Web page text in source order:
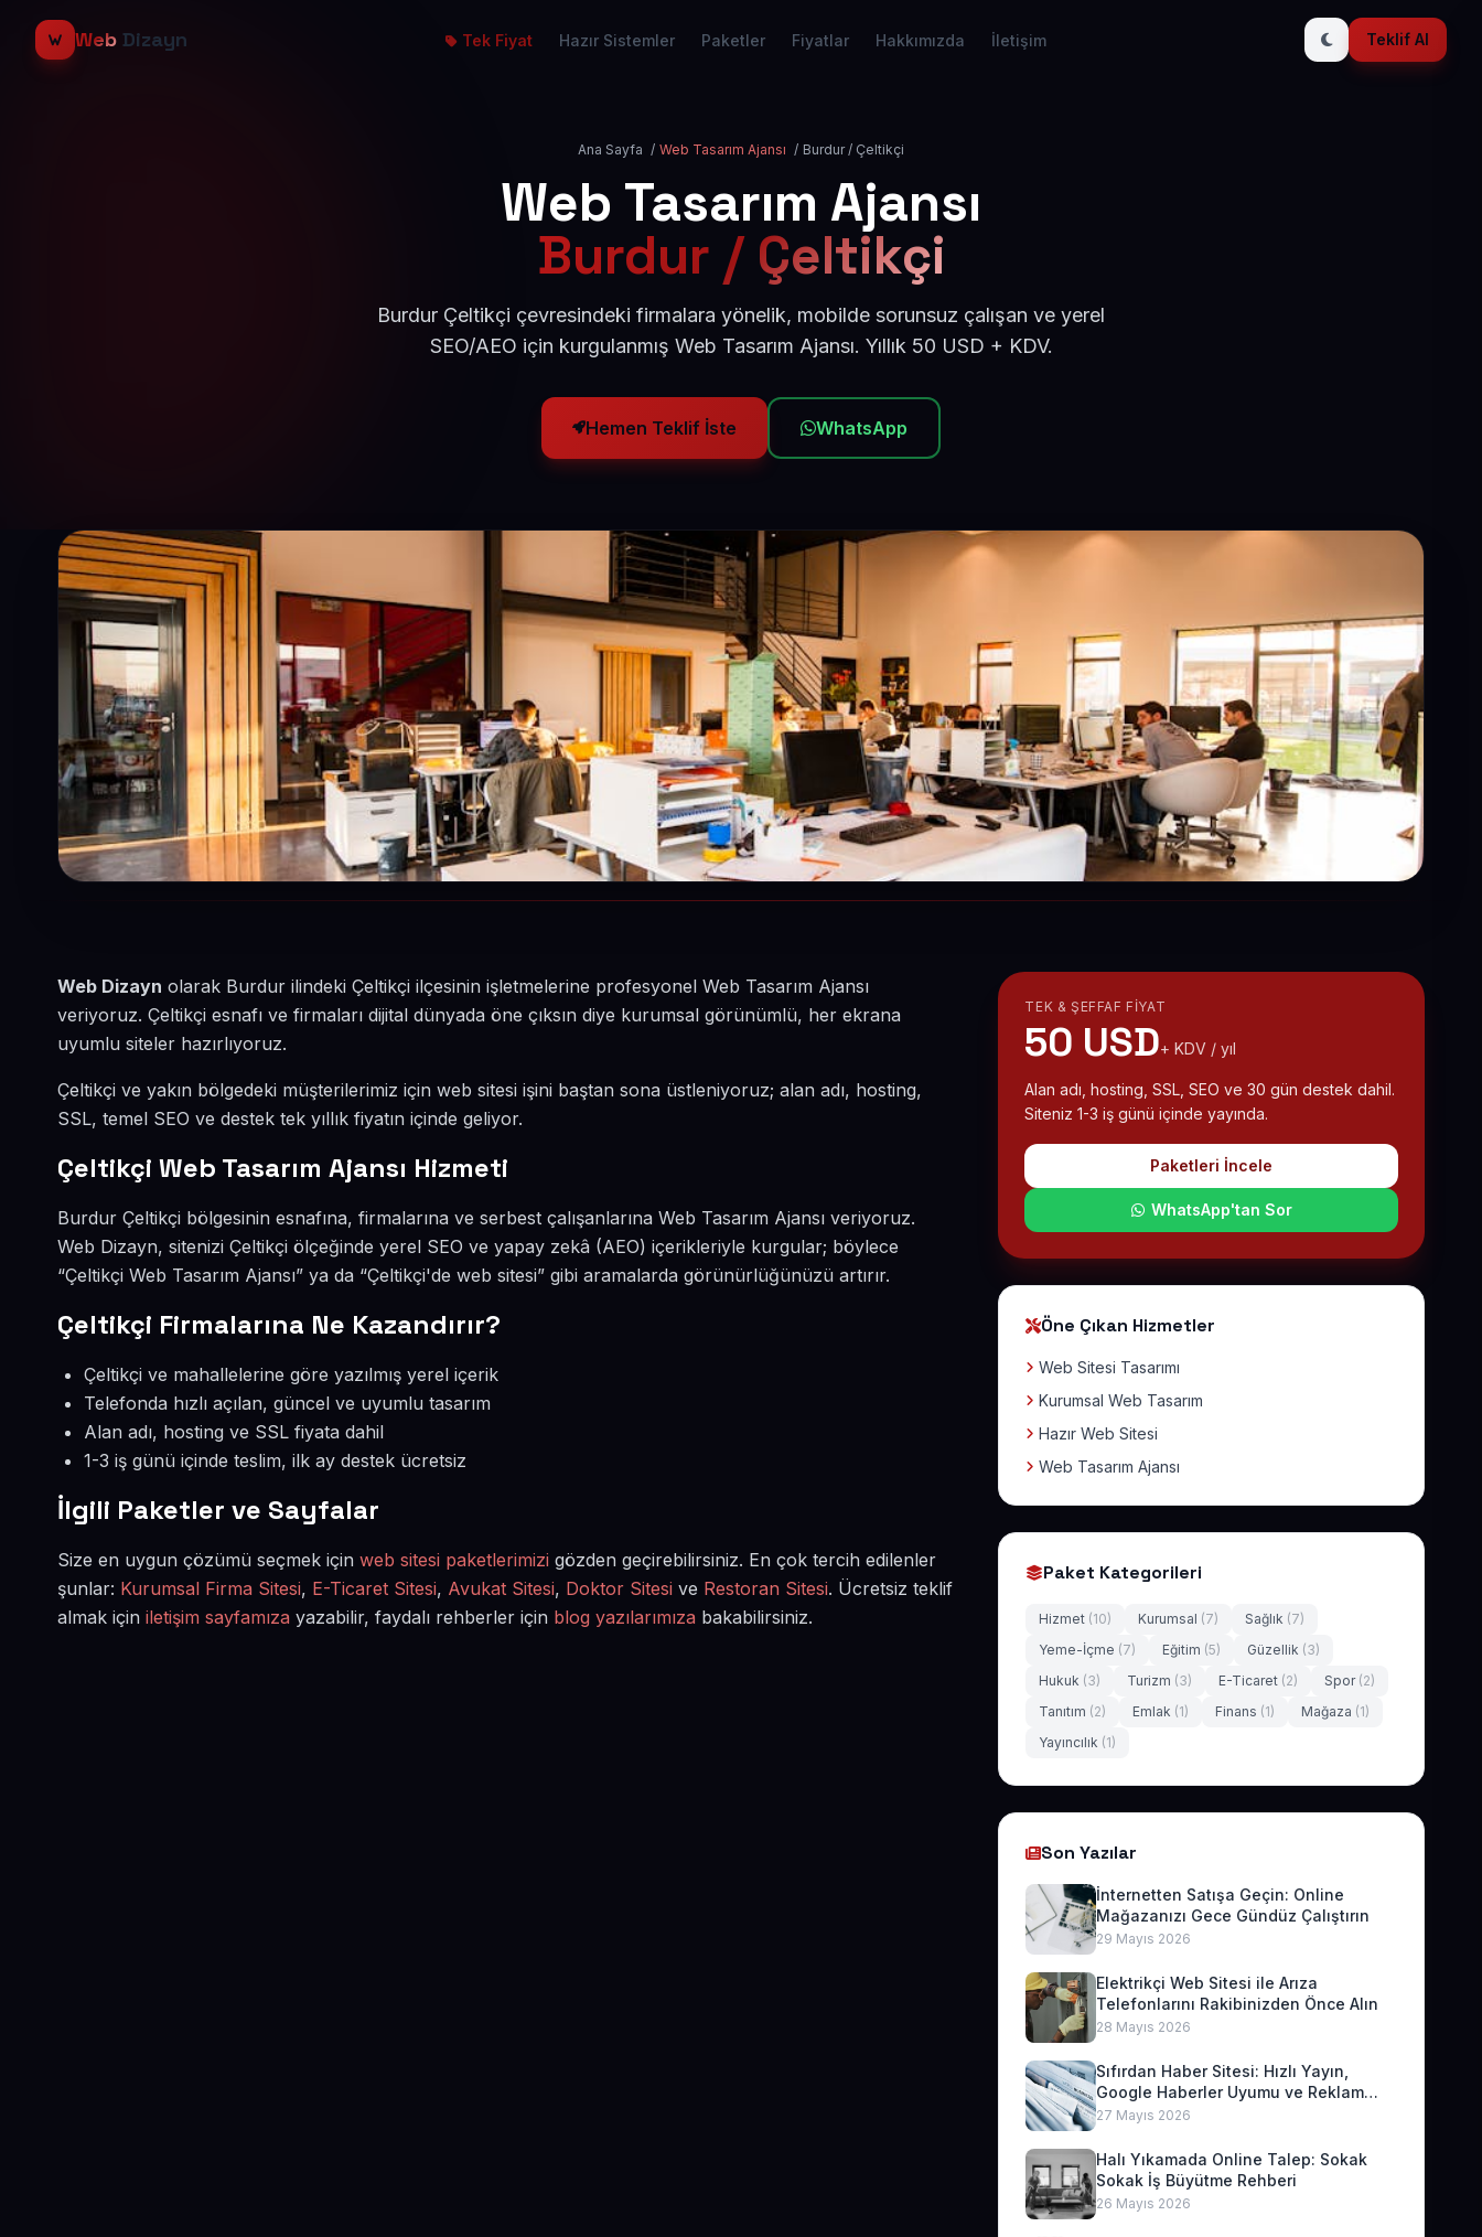
Web Dizayn Tek Fiyat Hazır Sistemler Paketler Fiyatlar Hakkımızda İletişim Teklif Al
Ana Sayfa / Web Tasarım Ajansı / Burdur / Çeltikçi
Web Tasarım Ajansı
Burdur / Çeltikçi
Burdur Çeltikçi çevresindeki firmalara yönelik, mobilde sorunsuz çalışan ve yerel
SEO/AEO için kurgulanmış Web Tasarım Ajansı. Yıllık 50 USD + KDV.
Hemen Teklif İste WhatsApp
Web Dizayn olarak Burdur ilindeki Çeltikçi ilçesinin işletmelerine profesyonel Web Tasarım Ajansı
veriyoruz. Çeltikçi esnafı ve firmaları dijital dünyada öne çıksın diye kurumsal görünümlü, her ekrana
uyumlu siteler hazırlıyoruz.
Çeltikçi ve yakın bölgedeki müşterilerimiz için web sitesi işini baştan sona üstleniyoruz; alan adı, hosting,
SSL, temel SEO ve destek tek yıllık fiyatın içinde geliyor.
Çeltikçi Web Tasarım Ajansı Hizmeti
Burdur Çeltikçi bölgesinin esnafına, firmalarına ve serbest çalışanlarına Web Tasarım Ajansı veriyoruz.
Web Dizayn, sitenizi Çeltikçi ölçeğinde yerel SEO ve yapay zekâ (AEO) içerikleriyle kurgular; böylece
“Çeltikçi Web Tasarım Ajansı” ya da “Çeltikçi'de web sitesi” gibi aramalarda görünürlüğünüzü artırır.
Çeltikçi Firmalarına Ne Kazandırır?
Çeltikçi ve mahallelerine göre yazılmış yerel içerik
Telefonda hızlı açılan, güncel ve uyumlu tasarım
Alan adı, hosting ve SSL fiyata dahil
1-3 iş günü içinde teslim, ilk ay destek ücretsiz
İlgili Paketler ve Sayfalar
Size en uygun çözümü seçmek için web sitesi paketlerimizi gözden geçirebilirsiniz. En çok tercih edilenler
şunlar: Kurumsal Firma Sitesi, E-Ticaret Sitesi, Avukat Sitesi, Doktor Sitesi ve Restoran Sitesi. Ücretsiz teklif
almak için iletişim sayfamıza yazabilir, faydalı rehberler için blog yazılarımıza bakabilirsiniz.
TEK & ŞEFFAF FIYAT
50 USD+ KDV / yıl
Alan adı, hosting, SSL, SEO ve 30 gün destek dahil.
Siteniz 1-3 iş günü içinde yayında.
Paketleri İncele
WhatsApp'tan Sor
Öne Çıkan Hizmetler
Web Sitesi Tasarımı
Kurumsal Web Tasarım
Hazır Web Sitesi
Web Tasarım Ajansı
Paket Kategorileri
Hizmet (10) Kurumsal (7) Sağlık (7)
Yeme-İçme (7) Eğitim (5) Güzellik (3)
Hukuk (3) Turizm (3) E-Ticaret (2) Spor (2)
Tanıtım (2) Emlak (1) Finans (1) Mağaza (1)
Yayıncılık (1)
Son Yazılar
İnternetten Satışa Geçin: Online
Mağazanızı Gece Gündüz Çalıştırın
29 Mayıs 2026
Elektrikçi Web Sitesi ile Arıza
Telefonlarını Rakibinizden Önce Alın
28 Mayıs 2026
Sıfırdan Haber Sitesi: Hızlı Yayın,
Google Haberler Uyumu ve Reklam
Geliri
27 Mayıs 2026
Halı Yıkamada Online Talep: Sokak
Sokak İş Büyütme Rehberi
26 Mayıs 2026